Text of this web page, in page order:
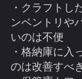
・クラフトし
ンベントリや
いのは不便
・格納庫に入
のは改善すべき